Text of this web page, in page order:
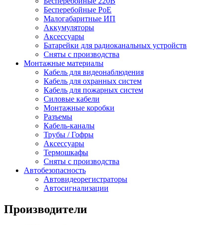
Бесперебойные PoE
Малогабаритные ИП
Аккумуляторы
Аксессуары
Батарейки для радиоканальных устройств
Сняты с производства
Монтажные материалы
Кабель для видеонаблюдения
Кабель для охранных систем
Кабель для пожарных систем
Силовые кабели
Монтажные коробки
Разъемы
Кабель-каналы
Трубы / Гофры
Аксессуары
Термошкафы
Сняты с производства
Автобезопасность
Автовидеорегистраторы
Автосигнализации
Производители